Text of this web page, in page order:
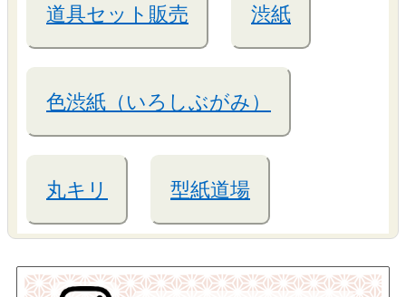
道具セット販売 渋紙
色渋紙（いろしぶがみ）
丸キリ 型紙道場